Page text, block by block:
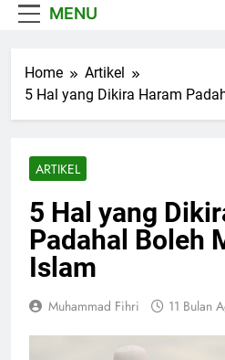
MENU
Home
Artikel
5 Hal yang Dikira Haram
ARTIKEL
5 Hal yang
Padahal Boleh
Islam
Muhammad Fihri 11 Bulan